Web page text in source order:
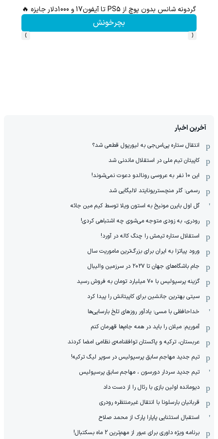
گردونه شانس بدون پوچ از PS5 تا آیفون17 و 1000دلار جایزه 🔥
بچرخونش
‹
›
آخرین اخبار
انتقال ستاره پی‌اس‌جی به لیورپول قطعی شد؟
کاپیتان تیم ملی در استقلال ماندنی شد
این 10 نفر به عروسی رونالدو دعوت نمی‌شوند!
رسمی: گلر منچستریونایتد لالیگایی شد
گل اول بایرن مونیخ به استون ویلا توسط کیم مین جائه
رودری، به زودی متوجه می‌شوی چه اشتباهی کردی!
استقلال ستاره تیمش را چنگ کاله در آورد!
ورود پیاتزا به ایران برای بزرگ‌ترین ماموریت سال
جام باشگاه‌های جهان تا ۲۰۲۷ در سرزمین والیبال
گزینه پرسپولیس با ۷۰ میلیارد تومان به فروش رسید
سیتی بهترین جانشین برای کاپیتانش را پیدا کرد
خداحافظی با مسی؛ یادآور روزهای تلخ بارسایی‌ها
آموریم: میلان را باید در همه جام‌ها قهرمان کنم
عربستان، ترکیه و پاکستان توافقنامه‌ی نظامی امضا کردند
تیم جدید مهاجم سابق پرسپولیس در سوپر لیگ ترکیه!
تیم جدید سردار دورسون ، مهاجم سابق پرسپولیس
دیومانده اولین بازی با رئال را از دست داد
قربانیان بارسلونا با انتقال غیرمنتظره رودری
استقبال استثنایی پاپارا پارک از محمد صلاح
برنامه ویژه داوری برای عبور از مهم‌ترین 2 ماه بسکتبال!